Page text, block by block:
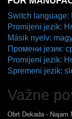
Switch language:
Promijeni jezik:
Másik nyelv:
Промени језик:
Promijeni jezik:
Spremeni jezik:
Važne
Obrt Dekada - Najam